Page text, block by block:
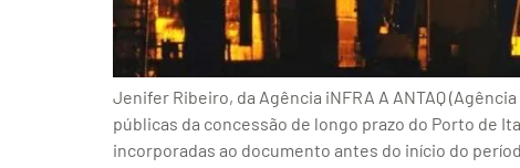
Jenifer Ribeiro, da Agência iNFRA A ANTAQ
públicas da concessão de longo prazo do Porto de
incorporadas ao documento antes do início do